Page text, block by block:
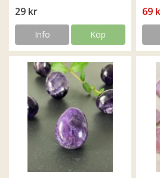
29 kr
Info Köp
69